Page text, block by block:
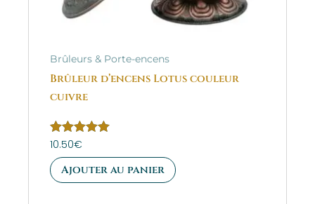
Brûleurs & Porte-encens
Brûleur d’encens Lotus couleur
cuivre
Note
sur 5
10.50€
Ajouter au panier